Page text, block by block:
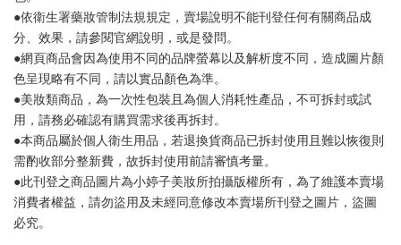
●依衛生署藥妝管制法規規定，賣場說明不能刊登任何有關商品成
分、效果，請參閱官網說明，或是發問。
●網頁商品會因為使用不同的品牌螢幕以及解析度不同，造成圖片顏
色呈現略有不同，請以實品顏色為準。
●美妝類商品，為一次性包裝且為個人消耗性產品，不可拆封或試
用，請務必確認有購買需求後再拆封。
●本商品屬於個人衛生用品，若退換貨商品已拆封使用且難以恢復則
需酌收部分整新費，故拆封使用前請審慎考量。
●此刊登之商品圖片為小婷子美妝所拍攝版權所有，為了維護本賣場
消費者權益，請勿盜用及未經同意修改本賣場所刊登之圖片，盜圖
必究。